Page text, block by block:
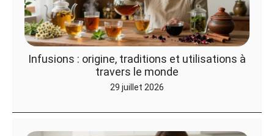
Infusions : origine, traditions et utilisations à
travers le monde
29 juillet 2026